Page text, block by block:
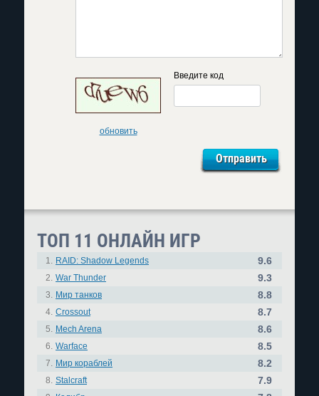
обновить
Введите код
ТОП 11 ОНЛАЙН ИГР
1. RAID: Shadow Legends 9.6
2. War Thunder 9.3
3. Мир танков 8.8
4. Crossout 8.7
5. Mech Arena 8.6
6. Warface 8.5
7. Мир кораблей 8.2
8. Stalcraft 7.9